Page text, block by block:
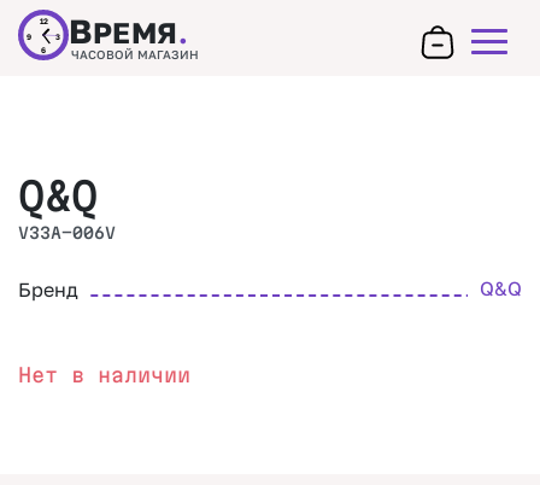
12
3
6
9 ВРЕМЯ.
ЧАСОВОЙ МАГАЗИН
Q&Q
V33A-006V
Бренд Q&Q
Нет в наличии